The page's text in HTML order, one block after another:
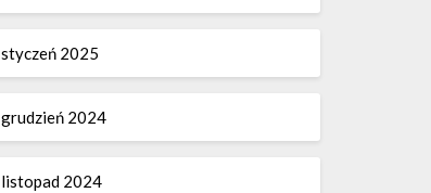
styczeń 2025
grudzień 2024
listopad 2024